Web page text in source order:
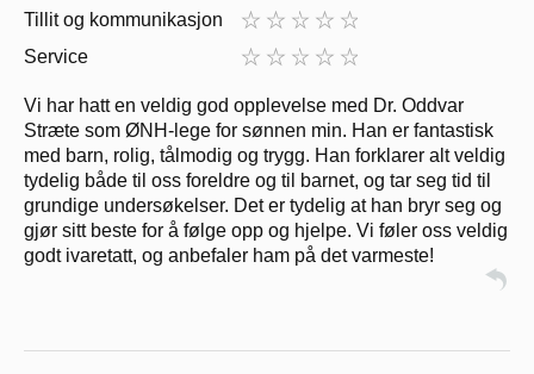
Tillit og kommunikasjon
Service
Vi har hatt en veldig god opplevelse med Dr. Oddvar
Stræte som ØNH-lege for sønnen min. Han er fantastisk
med barn, rolig, tålmodig og trygg. Han forklarer alt veldig
tydelig både til oss foreldre og til barnet, og tar seg tid til
grundige undersøkelser. Det er tydelig at han bryr seg og
gjør sitt beste for å følge opp og hjelpe. Vi føler oss veldig
godt ivaretatt, og anbefaler ham på det varmeste!